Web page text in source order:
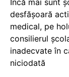
Încă mai sunt
desfășoară
medical, pe
consilierul
inadecvate în
niciodată